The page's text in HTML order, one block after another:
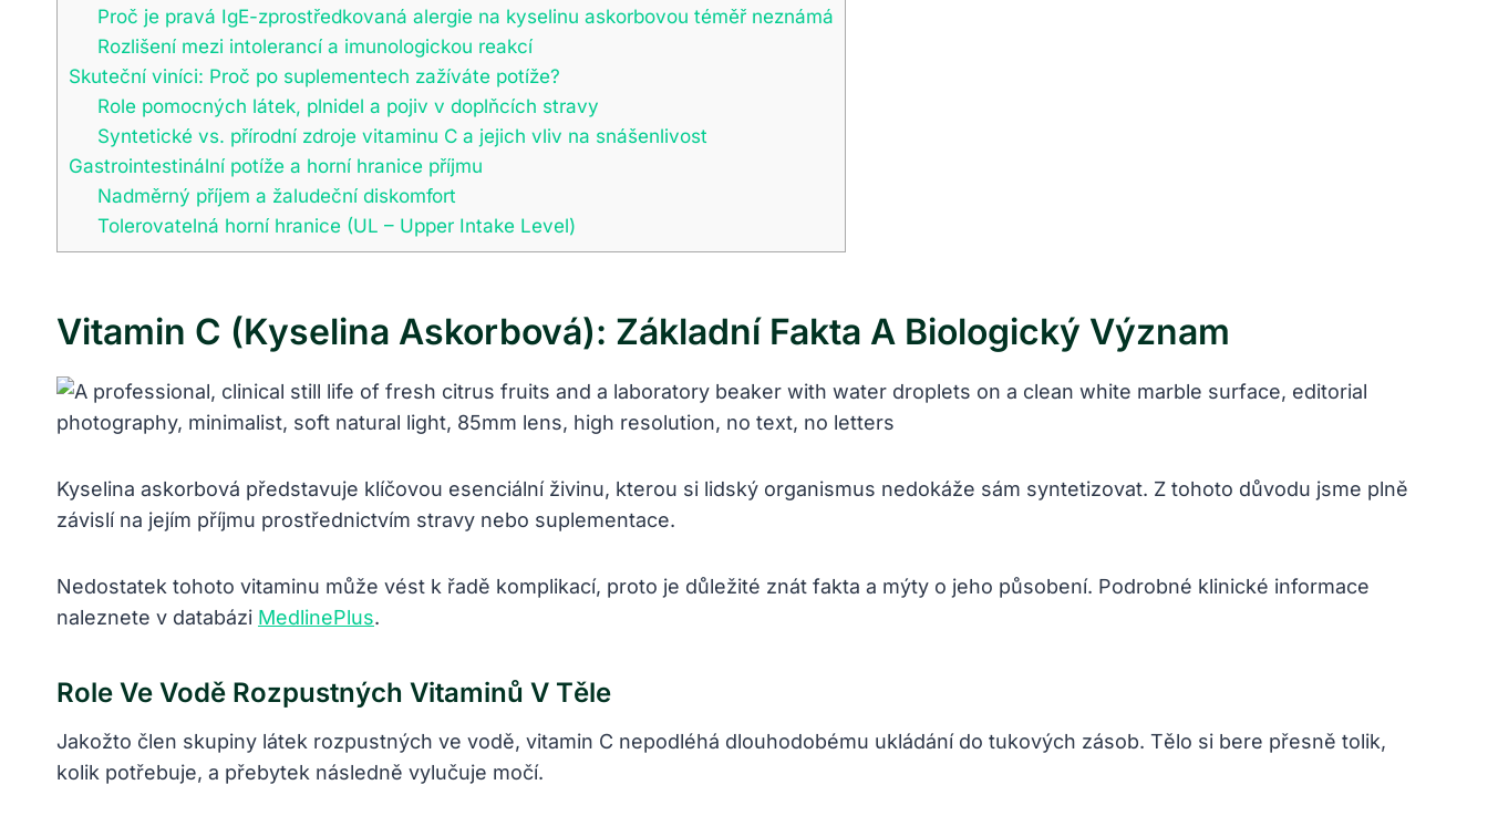
Proč je pravá IgE-zprostředkovaná alergie na kyselinu askorbovou téměř neznámá
Rozlišení mezi intolerancí a imunologickou reakcí
Skuteční viníci: Proč po suplementech zažíváte potíže?
Role pomocných látek, plnidel a pojiv v doplňcích stravy
Syntetické vs. přírodní zdroje vitaminu C a jejich vliv na snášenlivost
Gastrointestinální potíže a horní hranice příjmu
Nadměrný příjem a žaludeční diskomfort
Tolerovatelná horní hranice (UL – Upper Intake Level)
Vitamin C (kyselina Askorbová): Základní Fakta A Biologický Význam
Kyselina askorbová představuje klíčovou esenciální živinu, kterou si lidský organismus nedokáže sám syntetizovat. Z tohoto důvodu jsme plně
závislí na jejím příjmu prostřednictvím stravy nebo suplementace.
Nedostatek tohoto vitaminu může vést k řadě komplikací, proto je důležité znát fakta a mýty o jeho působení. Podrobné klinické informace
naleznete v databázi MedlinePlus.
Role Ve Vodě Rozpustných Vitaminů V Těle
Jakožto člen skupiny látek rozpustných ve vodě, vitamin C nepodléhá dlouhodobému ukládání do tukových zásob. Tělo si bere přesně tolik,
kolik potřebuje, a přebytek následně vylučuje močí.